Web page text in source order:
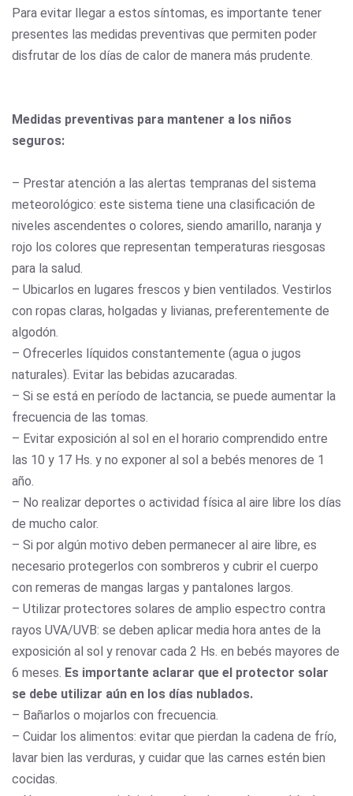
Para evitar llegar a estos síntomas, es importante tener
presentes las medidas preventivas que permiten poder
disfrutar de los días de calor de manera más prudente.
Medidas preventivas para mantener a los niños
seguros:
– Prestar atención a las alertas tempranas del sistema
meteorológico: este sistema tiene una clasificación de
niveles ascendentes o colores, siendo amarillo, naranja y
rojo los colores que representan temperaturas riesgosas
para la salud.
– Ubicarlos en lugares frescos y bien ventilados. Vestirlos
con ropas claras, holgadas y livianas, preferentemente de
algodón.
– Ofrecerles líquidos constantemente (agua o jugos
naturales). Evitar las bebidas azucaradas.
– Si se está en período de lactancia, se puede aumentar la
frecuencia de las tomas.
– Evitar exposición al sol en el horario comprendido entre
las 10 y 17 Hs. y no exponer al sol a bebés menores de 1
año.
– No realizar deportes o actividad física al aire libre los días
de mucho calor.
– Si por algún motivo deben permanecer al aire libre, es
necesario protegerlos con sombreros y cubrir el cuerpo
con remeras de mangas largas y pantalones largos.
– Utilizar protectores solares de amplio espectro contra
rayos UVA/UVB: se deben aplicar media hora antes de la
exposición al sol y renovar cada 2 Hs. en bebés mayores de
6 meses. Es importante aclarar que el protector solar
se debe utilizar aún en los días nublados.
– Bañarlos o mojarlos con frecuencia.
– Cuidar los alimentos: evitar que pierdan la cadena de frío,
lavar bien las verduras, y cuidar que las carnes estén bien
cocidas.